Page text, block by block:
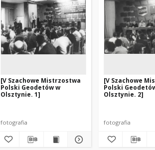
[V Szachowe Mistrzostwa
Polski Geodetów w
Olsztynie. 1]
fotografia
[V Szachowe
Polski
Olsztynie. 2]
fotografia